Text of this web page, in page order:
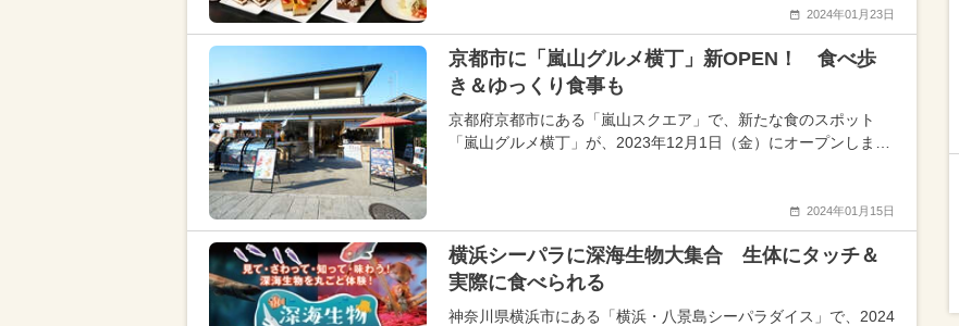
2024年01月23日
京都市に「嵐山グルメ横丁」新OPEN！ 食べ歩
き＆ゆっくり食事も
京都府京都市にある「嵐山スクエア」で、新たな食のスポット
「嵐山グルメ横丁」が、2023年12月1日（金）にオープンしま…
2024年01月15日
横浜シーパラに深海生物大集合 生体にタッチ＆
実際に食べられる
神奈川県横浜市にある「横浜・八景島シーパラダイス」で、2024